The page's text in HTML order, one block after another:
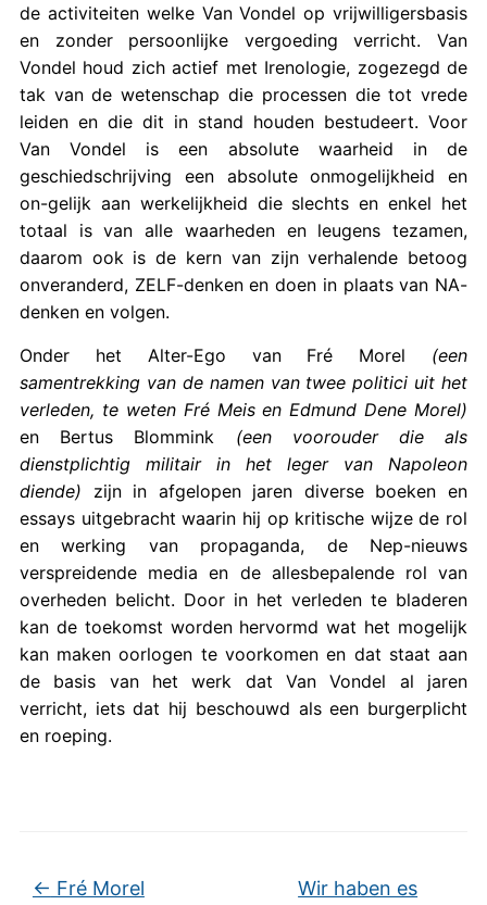
de activiteiten welke Van Vondel op vrijwilligersbasis
en zonder persoonlijke vergoeding verricht. Van
Vondel houd zich actief met Irenologie, zogezegd de
tak van de wetenschap die processen die tot vrede
leiden en die dit in stand houden bestudeert. Voor
Van Vondel is een absolute waarheid in de
geschiedschrijving een absolute onmogelijkheid en
on-gelijk aan werkelijkheid die slechts en enkel het
totaal is van alle waarheden en leugens tezamen,
daarom ook is de kern van zijn verhalende betoog
onveranderd, ZELF-denken en doen in plaats van NA-
denken en volgen.
Onder het Alter-Ego van Fré Morel (een
samentrekking van de namen van twee politici uit het
verleden, te weten Fré Meis en Edmund Dene Morel)
en Bertus Blommink (een voorouder die als
dienstplichtig militair in het leger van Napoleon
diende) zijn in afgelopen jaren diverse boeken en
essays uitgebracht waarin hij op kritische wijze de rol
en werking van propaganda, de Nep-nieuws
verspreidende media en de allesbepalende rol van
overheden belicht. Door in het verleden te bladeren
kan de toekomst worden hervormd wat het mogelijk
kan maken oorlogen te voorkomen en dat staat aan
de basis van het werk dat Van Vondel al jaren
verricht, iets dat hij beschouwd als een burgerplicht
en roeping.
← Fré Morel
Wir haben es